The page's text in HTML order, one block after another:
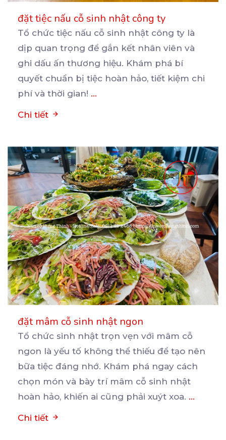
đặt tiệc nấu cỗ sinh nhật công ty
Tổ chức tiệc nấu cỗ sinh nhật công ty là
dịp quan trọng để gắn kết nhân viên và
ghi dấu ấn thương hiệu. Khám phá bí
quyết chuẩn bị tiệc hoàn hảo, tiết kiệm chi
phí và thời gian! ...
Chi tiết
đặt mâm cỗ sinh nhật ngon
Tổ chức sinh nhật trọn vẹn với mâm cỗ
ngon là yếu tố không thể thiếu để tạo nên
bữa tiệc đáng nhớ. Khám phá ngay cách
chọn món và bày trí mâm cỗ sinh nhật
hoàn hảo, khiến ai cũng phải xuýt xoa. ...
Chi tiết